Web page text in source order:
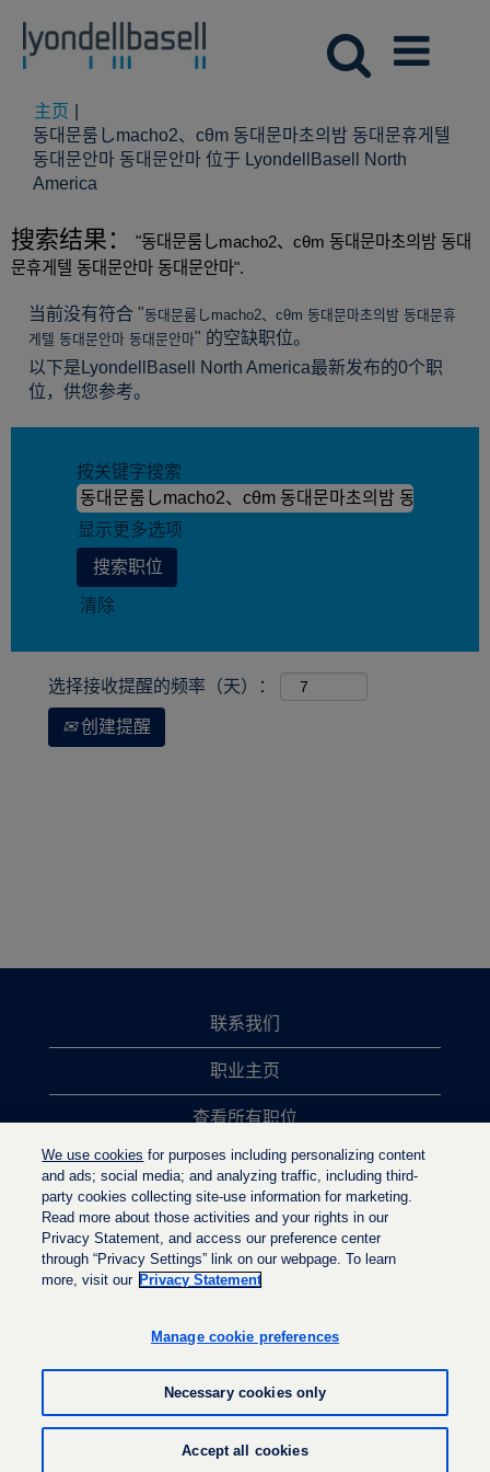
主页
동대문룸しmacho2、cθm 동대문마초의밤 동대문휴게텔
동대문안마 동대문안마 位于 LyondellBasell North
America
页
面）
搜索结果：
"동대문룸しmacho2、cθm 동대문마초의밤 동대
문휴게텔 동대문안마 동대문안마".
当前没有符合 "동대문룸しmacho2、cθm 동대문마초의밤 동대문휴
게텔 동대문안마 동대문안마" 的空缺职位。
以下是LyondellBasell North America最新发布的0个职
位，供您参考。
按关键字搜索
显示更多选项
清除
选择接收提醒的频率（天）：
创建提醒
联系我们
职业主页
查看所有职位
热门职位搜索
隐私政策
选
卡
中
打
开
选
中
打
开
卡
开
© LyondellBasell Industries Holdings B.V. 2022
We use cookies for purposes including personalizing content
and ads; social media; and analyzing traffic, including third-
party cookies collecting site-use information for marketing.
Read more about those activities and your rights in our
Privacy Statement, and access our preference center
through “Privacy Settings” link on our webpage. To learn
more, visit our Privacy Statement
Manage cookie preferences
Necessary cookies only
Accept all cookies